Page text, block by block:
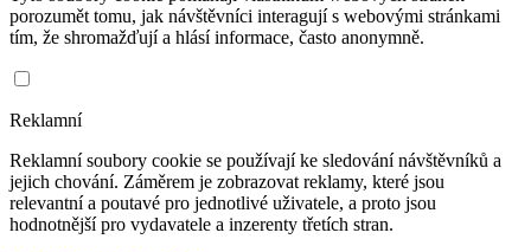
porozumět tomu, jak návštěvníci interagují s webovými stránkami
tím, že shromažďují a hlásí informace, často anonymně.
Reklamní
Reklamní soubory cookie se používají ke sledování návštěvníků a
jejich chování. Záměrem je zobrazovat reklamy, které jsou
relevantní a poutavé pro jednotlivé uživatele, a proto jsou
hodnotnější pro vydavatele a inzerenty třetích stran.